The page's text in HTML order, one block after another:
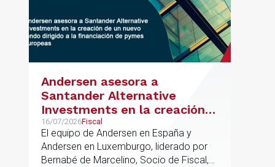
Andersen asesora a
Santander Alternative
Investments en la creación
de un nuevo fondo dirigido a
la financiación de pymes
europeas
16/07/2026Fiscal
El equipo de Andersen en España y
Andersen en Luxemburgo, liderado por
Bernabé de Marcelino, Socio de Fiscal,